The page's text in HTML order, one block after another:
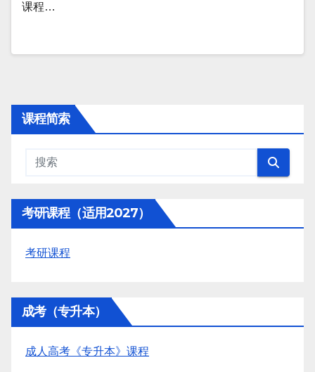
课程…
课程简索
考研课程（适用2027）
考研课程
成考（专升本）
成人高考《专升本》课程